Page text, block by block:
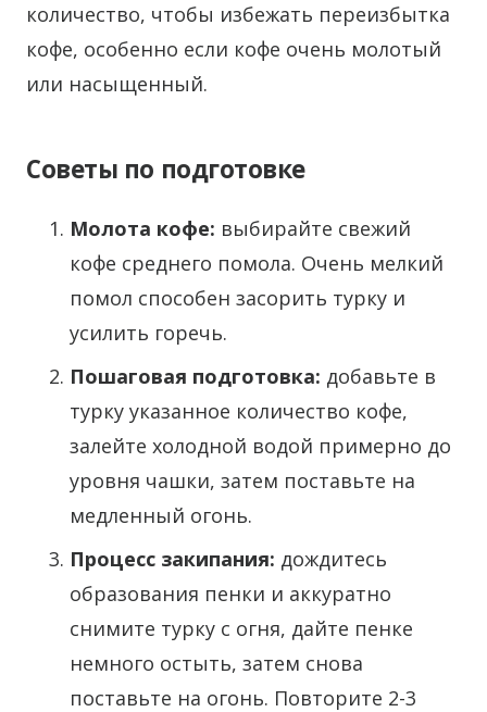
количество, чтобы избежать переизбытка
кофе, особенно если кофе очень молотый
или насыщенный.
Советы по подготовке
Молота кофе: выбирайте свежий
кофе среднего помола. Очень мелкий
помол способен засорить турку и
усилить горечь.
Пошаговая подготовка: добавьте в
турку указанное количество кофе,
залейте холодной водой примерно до
уровня чашки, затем поставьте на
медленный огонь.
Процесс закипания: дождитесь
образования пенки и аккуратно
снимите турку с огня, дайте пенке
немного остыть, затем снова
поставьте на огонь. Повторите 2-3